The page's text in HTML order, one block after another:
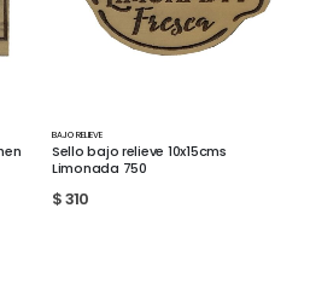
BAJO RELIEVE
Sello bajo relieve 10x15cms
Mercado 759
$